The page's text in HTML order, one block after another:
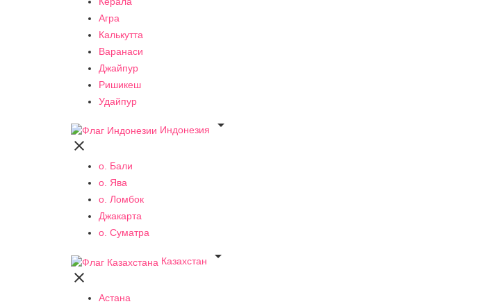
Агра
Калькутта
Варанаси
Джайпур
Ришикеш
Удайпур
Индонезия


о. Бали
о. Ява
о. Ломбок
Джакарта
о. Суматра
Казахстан


Астана